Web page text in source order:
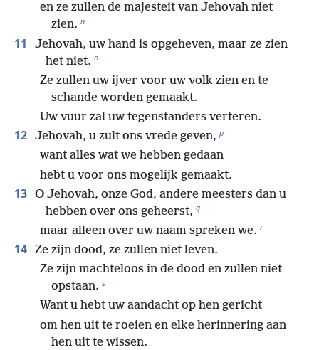
en ze zullen de majesteit van Jehovah niet
zien. n
11
Jehovah, uw hand is opgeheven, maar ze zien
het niet. o
Ze zullen uw ijver voor uw volk zien en te
schande worden gemaakt.
Uw vuur zal uw tegenstanders verteren.
12 Jehovah, u zult ons vrede geven, p
want alles wat we hebben gedaan
hebt u voor ons mogelijk gemaakt.
13 O Jehovah, onze God, andere meesters dan u
hebben over ons geheerst, q
maar alleen over uw naam spreken we. r
14 Ze zijn dood, ze zullen niet leven.
Ze zijn machteloos in de dood en zullen niet
opstaan. s
Want u hebt uw aandacht op hen gericht
om hen uit te roeien en elke herinnering aan
hen uit te wissen.